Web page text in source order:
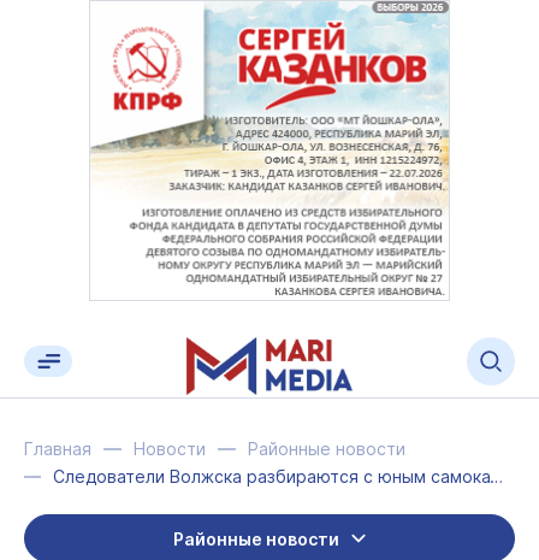
Главная Новости
Районные новости
Следователи Волжска разбираются с юным самокатчиком
Районные новости